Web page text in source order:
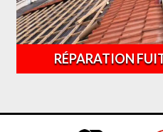
RÉPARATION